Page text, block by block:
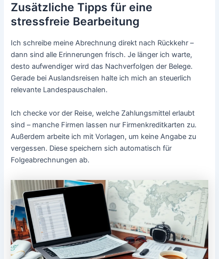
Zusätzliche Tipps für eine
stressfreie Bearbeitung
Ich schreibe meine Abrechnung direkt nach Rückkehr –
dann sind alle Erinnerungen frisch. Je länger ich warte,
desto aufwendiger wird das Nachverfolgen der Belege.
Gerade bei Auslandsreisen halte ich mich an steuerlich
relevante Landespauschalen.
Ich checke vor der Reise, welche Zahlungsmittel erlaubt
sind – manche Firmen lassen nur Firmenkreditkarten zu.
Außerdem arbeite ich mit Vorlagen, um keine Angabe zu
vergessen. Diese speichern sich automatisch für
Folgeabrechnungen ab.